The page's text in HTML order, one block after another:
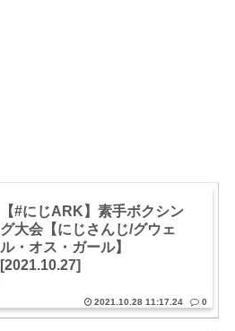
【#にじARK】素手ボクシン
グ大会【にじさんじ/グウェ
ル・オス・ガール】
[2021.10.27]
2021.10.28 11:17.24 0